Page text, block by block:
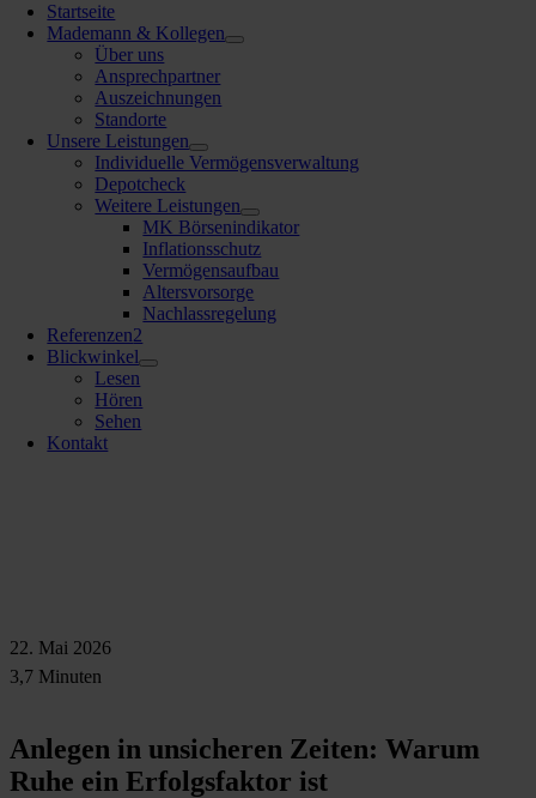
Startseite
Mademann & Kollegen
Über uns
Ansprechpartner
Auszeichnungen
Standorte
Unsere Leistungen
Individuelle Vermögensverwaltung
Depotcheck
Weitere Leistungen
MK Börsenindikator
Inflationsschutz
Vermögensaufbau
Altersvorsorge
Nachlassregelung
Referenzen2
Blickwinkel
Lesen
Hören
Sehen
Kontakt
22. Mai 2026
3,7 Minuten
Anlegen in unsicheren Zeiten: Warum
Ruhe ein Erfolgsfaktor ist